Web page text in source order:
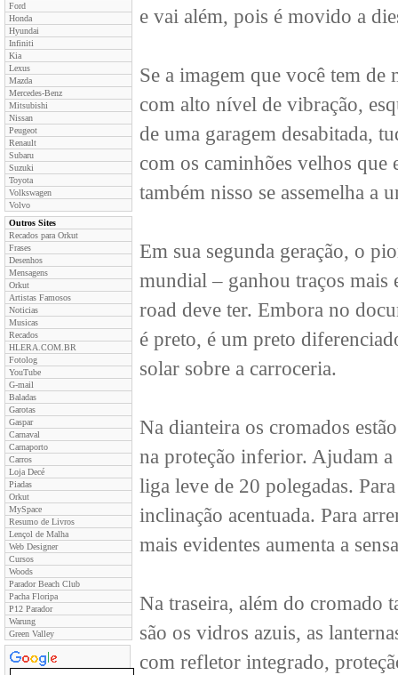
Ford
Honda
Hyundai
Infiniti
Kia
Lexus
Mazda
Mercedes-Benz
Mitsubishi
Nissan
Peugeot
Renault
Subaru
Suzuki
Toyota
Volkswagen
Volvo
Outros Sites
Recados para Orkut
Frases
Desenhos
Mensagens
Orkut
Artistas Famosos
Noticias
Musicas
Recados
HLERA.COM.BR
Fotolog
YouTube
G-mail
Baladas
Garotas
Gaspar
Carnaval
Carnaporto
Carros
Loja Decé
Piadas
Orkut
MySpace
Resumo de Livros
Lençol de Malha
Web Designer
Cursos
Woods
Parador Beach Club
Pacha Floripa
P12 Parador
Warung
Green Valley
e vai além, pois é movido a
Se a imagem que você tem
com alto nível de vibração,
de uma garagem desabitada,
com os caminhões velhos que
também nisso se assemelha a
Em sua segunda geração, o
mundial – ganhou traços mais
road deve ter. Embora no
é preto, é um preto
solar sobre a carroceria.
Na dianteira os cromados
na proteção inferior. Ajudam
liga leve de 20 polegadas.
inclinação acentuada. Para
mais evidentes aumenta a
Na traseira, além do cromado
são os vidros azuis, as
com refletor integrado,